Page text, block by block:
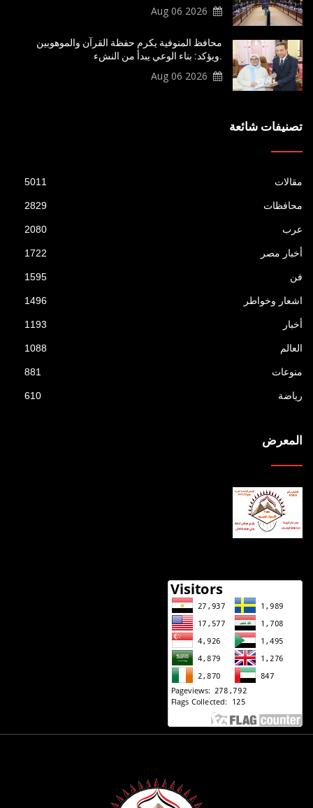
2026 Aug 06
محافظ المنوفية يكرم حفظة القرآن والموهوبين
.ويؤكد: بناء الوعي يبدأ من النشء
2026 Aug 06
تصنيفات شائعة
مقالات 5011
محافظات 2829
عرب 2080
أخبار مصر 1722
فن 1595
اشعار وخواطر 1496
أخبار 1193
العالم 1088
منوعات 881
رياضة 610
المعرض